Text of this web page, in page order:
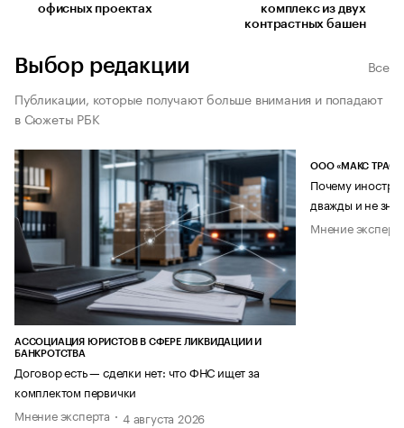
офисных проектах
комплекс из двух
контрастных башен
Выбор редакции
Все
Публикации, которые получают больше внимания и попадают
в Сюжеты РБК
АССОЦИАЦИЯ ЮРИСТОВ В СФЕРЕ ЛИКВИДАЦИИ И
БАНКРОТСТВА
Договор есть — сделки нет: что ФНС ищет за
комплектом первички
Мнение эксперта
4 августа 2026
ООО «МАКС ТРАСТ»
Почему
дважды и не
Мнение